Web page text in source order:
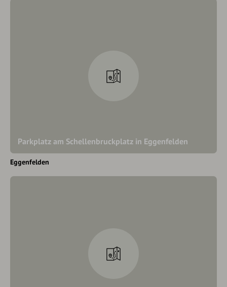
Parkplatz am Schellenbruckplatz in Eggenfelden
Eggenfelden